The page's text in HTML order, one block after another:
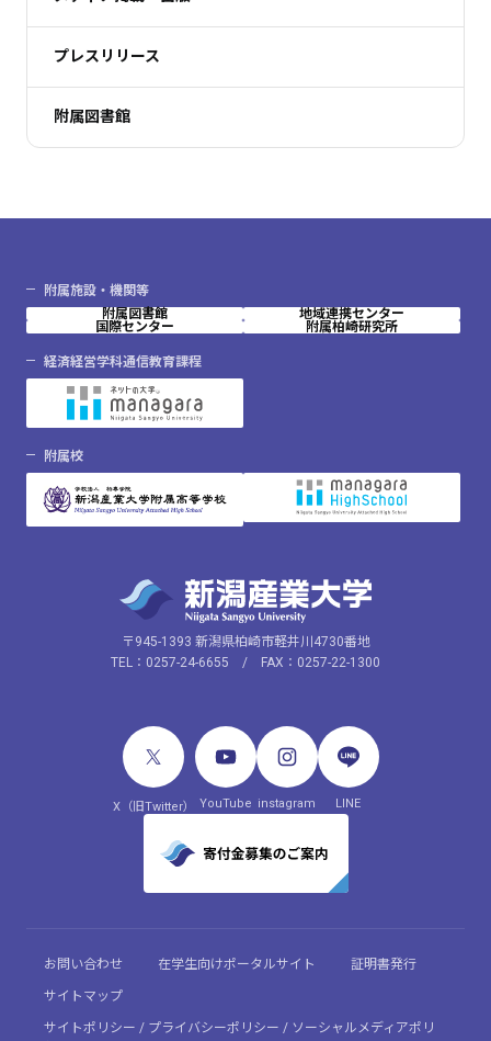
プレスリリース
附属図書館
附属施設・機関等
附属図書館
地域連携センター
国際センター
附属柏崎研究所
経済経営学科通信教育課程
附属校
〒945-1393 新潟県柏崎市軽井川4730番地
TEL：0257-24-6655 / FAX：0257-22-1300
X（旧Twitter） YouTube instagram LINE
お問い合わせ 在学生向けポータルサイト 証明書発行
サイトマップ
サイトポリシー / プライバシーポリシー / ソーシャルメディアポリ